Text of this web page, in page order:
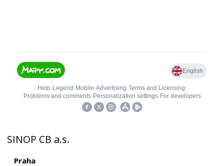
SINOP CB a.s.
Praha